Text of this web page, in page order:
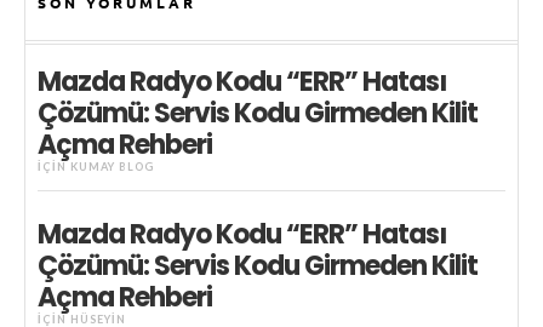
Mazda Radyo Kodu “ERR” Hatası
Çözümü: Servis Kodu Girmeden Kilit
Açma Rehberi
IÇIN KUMAY BLOG
Mazda Radyo Kodu “ERR” Hatası
Çözümü: Servis Kodu Girmeden Kilit
Açma Rehberi
IÇIN HÜSEYIN